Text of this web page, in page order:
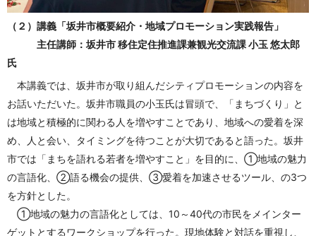
（２）講義「坂井市概要紹介・地域プロモーション実践報告」
主任講師：坂井市 移住定住推進課兼観光交流課 小玉 悠太郎
氏
本講義では、坂井市が取り組んだシティプロモーションの内容を
お話いただいた。坂井市職員の小玉氏は冒頭で、「まちづくり」と
は地域と積極的に関わる人を増やすことであり、地域への愛着を深
め、人と会い、タイミングを待つことが大切であると語った。坂井
市では「まちを語れる若者を増やすこと」を目的に、①地域の魅力
の言語化、②語る機会の提供、③愛着を加速させるツール、の3つ
を方針とした。
①地域の魅力の言語化としては、10～40代の市民をメインター
ゲットとするワークショップを行った。現地体験と対話を重視し、